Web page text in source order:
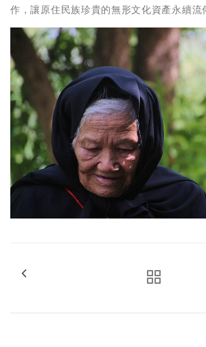
作，讓原住民族珍貴的無形文化資產永續流